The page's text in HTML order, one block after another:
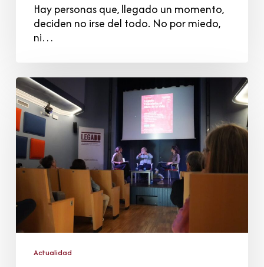
Hay personas que, llegado un momento,
deciden no irse del todo. No por miedo,
ni…
El
Legado
de
la
educación
transformadora
pasa
generación
en
generación
Actualidad